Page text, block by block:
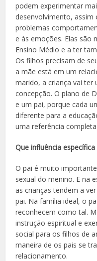
podem experimentar
desenvolvimento, assim
problemas
e às emoções. Elas são
Ensino Médio e a ter
Os filhos precisam de
a mãe está em um
marido, a criança vai ter
concepção. O plano de
e um pai, porque cada
diferente para a
uma referência
Que influência
O pai é muito
sexual do menino. E na
as crianças tendem a
pai. Na família ideal, o
reconhecem como tal.
instrução espiritual e
social para os filhos de
maneira de os pais se
relacionamento.